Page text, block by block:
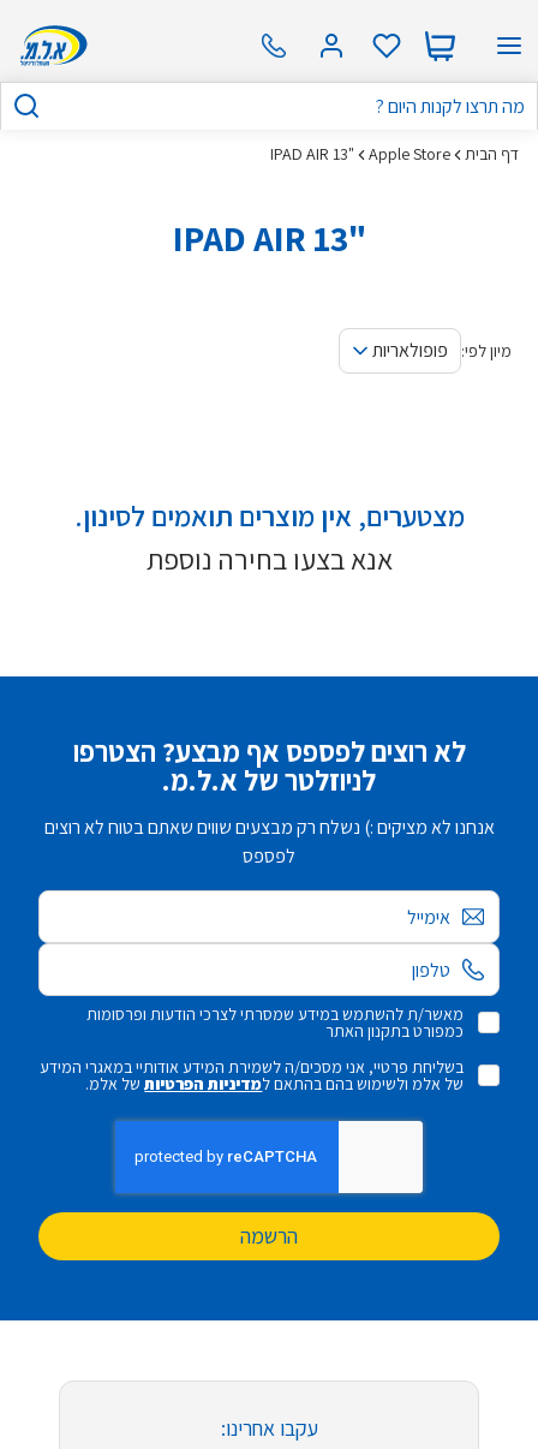
דף הבית Apple Store
"IPAD AIR 13
"IPAD AIR 13
מיון לפי: פופולאריות
מצטערים, אין מוצרים תואמים לסינון.
אנא בצעו בחירה נוספת
לא רוצים לפספס אף מבצע? הצטרפו
לניוזלטר של א.ל.מ.
אנחנו לא מציקים :) נשלח רק מבצעים שווים שאתם בטוח לא רוצים
לפספס
אימייל
מאשר/ת להשתמש במידע שמסרתי לצרכי הודעות ופרסומות
כמפורט בתקנון האתר
בשליחת פרטיי, אני מסכים/ה לשמירת המידע אודותיי במאגרי המידע
של אלמ ולשימוש בהם בהתאם למדיניות הפרטיותשל אלמ.
הרשמה
עקבו אחרינו: